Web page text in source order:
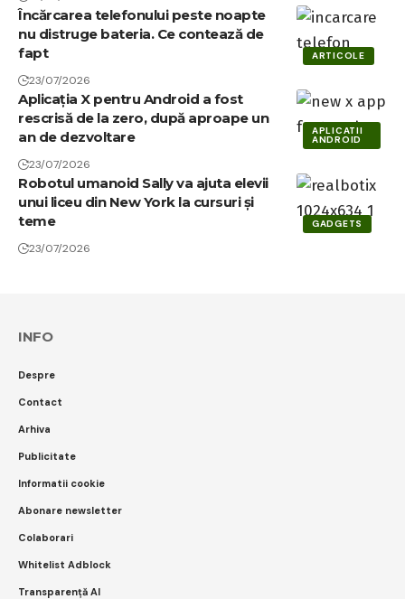
ARTICOLE
Încărcarea telefonului peste noapte
nu distruge bateria. Ce contează de
fapt
23/07/2026
APLICATII
ANDROID
Aplicația X pentru Android a fost
rescrisă de la zero, după aproape un
an de dezvoltare
23/07/2026
GADGETS
Robotul umanoid Sally va ajuta elevii
unui liceu din New York la cursuri și
teme
23/07/2026
INFO
Despre
Contact
Arhiva
Publicitate
Informatii cookie
Abonare newsletter
Colaborari
Whitelist Adblock
Transparență AI